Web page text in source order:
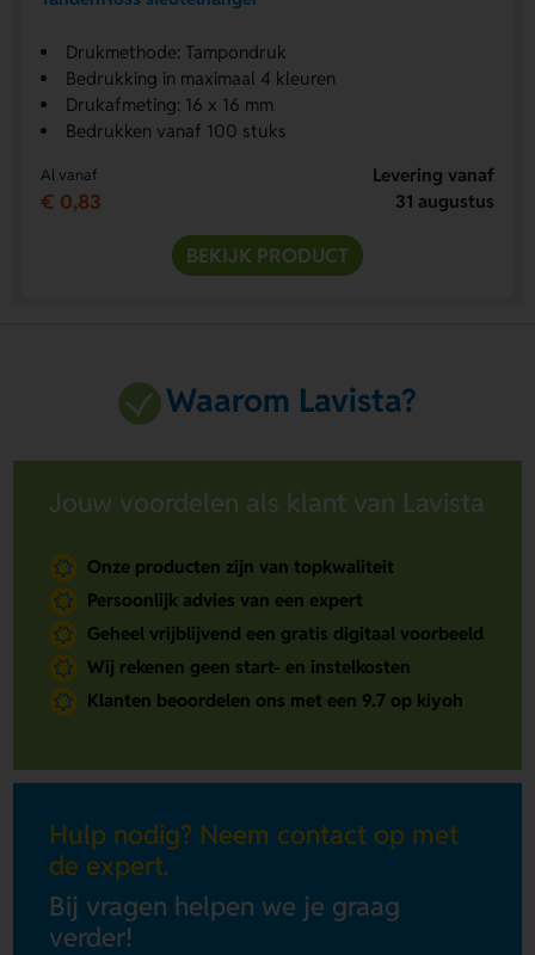
Drukmethode: Tampondruk
Bedrukking in maximaal 4 kleuren
Drukafmeting: 16 x 16 mm
Bedrukken vanaf 100 stuks
Al vanaf
€ 0,83
Levering vanaf
31 augustus
BEKIJK PRODUCT
Waarom Lavista?
Jouw voordelen als klant van Lavista
Onze producten zijn van topkwaliteit
Persoonlijk advies van een expert
Geheel vrijblijvend een gratis digitaal voorbeeld
Wij rekenen geen start- en instelkosten
Klanten beoordelen ons met een 9.7 op kiyoh
Hulp nodig? Neem contact op met
de expert.
Bij vragen helpen we je graag
verder!